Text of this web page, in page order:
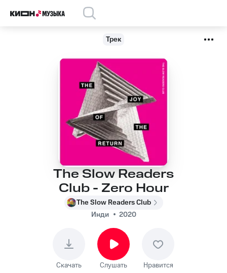
Трек
The Slow Readers
Club - Zero Hour
The Slow Readers Club
Инди
2020
Скачать Слушать Нравится